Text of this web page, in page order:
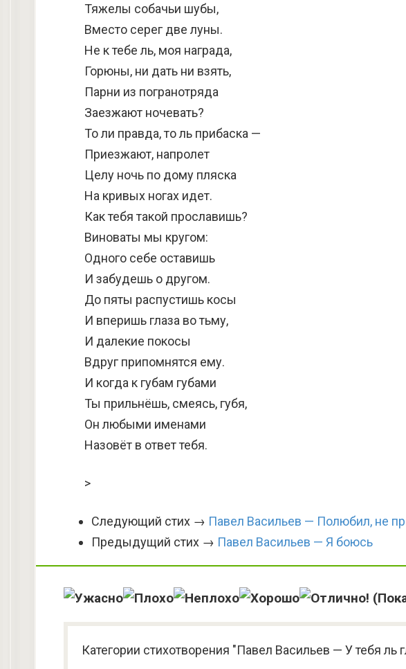
Тяжелы собачьи шубы,
Вместо серег две луны.
Не к тебе ль, моя награда,
Горюны, ни дать ни взять,
Парни из погранотряда
Заезжают ночевать?
То ли правда, то ль прибаска —
Приезжают, напролет
Целу ночь по дому пляска
На кривых ногах идет.
Как тебя такой прославишь?
Виноваты мы кругом:
Одного себе оставишь
И забудешь о другом.
До пяты распустишь косы
И вперишь глаза во тьму,
И далекие покосы
Вдруг припомнятся ему.
И когда к губам губами
Ты прильнёшь, смеясь, губя,
Он любыми именами
Назовёт в ответ тебя.
>
Следующий стих → Павел Васильев — Полюбил, не
Предыдущий стих → Павел Васильев — Я боюсь
Категории стихотворения "Павел Васильев — У тебя ль